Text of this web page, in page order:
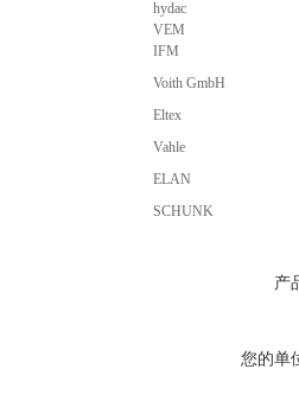
hydac
VEM
IFM
Voith GmbH
Eltex
Vahle
ELAN
SCHUNK
产
您的单